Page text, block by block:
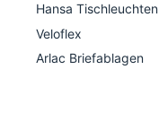
Hansa Tischleuchten
Veloflex
Arlac Briefablagen